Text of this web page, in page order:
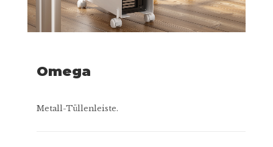
Omega
Metall-Tüllenleiste.